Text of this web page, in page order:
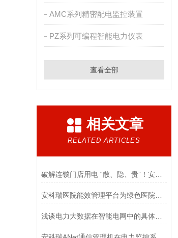
AMC系列精密配电监控装置
PZ系列可编程智能电力仪表
查看全部
相关文章
RELATED ARTICLES
破解连锁门店用电 “散、隐、贵”！安科瑞智慧用电管理云平台筑牢安全防线
浅谈电力大数据在智能电网中的具体应用